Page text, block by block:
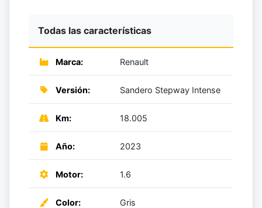
Todas las características
Marca: Renault
Versión: Sandero Stepway Intense
Km: 18.005
Año: 2023
Motor: 1.6
Color: Gris